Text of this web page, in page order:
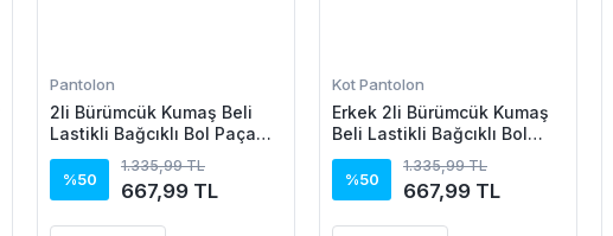
Pantolon
2li Bürümcük Kumaş Beli
Lastikli Bağcıklı Bol Paça
Pantolon - Beyaz/Vizon
%50
1.335,99 TL
667,99 TL
Kot Pantolon
Erkek 2li Bürümcük Kumaş
Beli Lastikli Bağcıklı Bol
Paça Pantolon -
Beyaz/Vizon
%50
1.335,99 TL
667,99 TL